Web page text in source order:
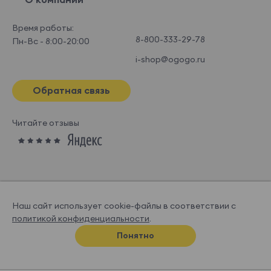
Время работы:
Пн-Вс - 8:00-20:00
8-800-333-29-78
i-shop@ogogo.ru
Обратная связь
Читайте отзывы
© OGOGOHOME, 2026
Спроектировано и нарисовано вСупрематике
Наш сайт использует cookie-файлы в соответствии с
политикой конфиденциальности.
Понятно